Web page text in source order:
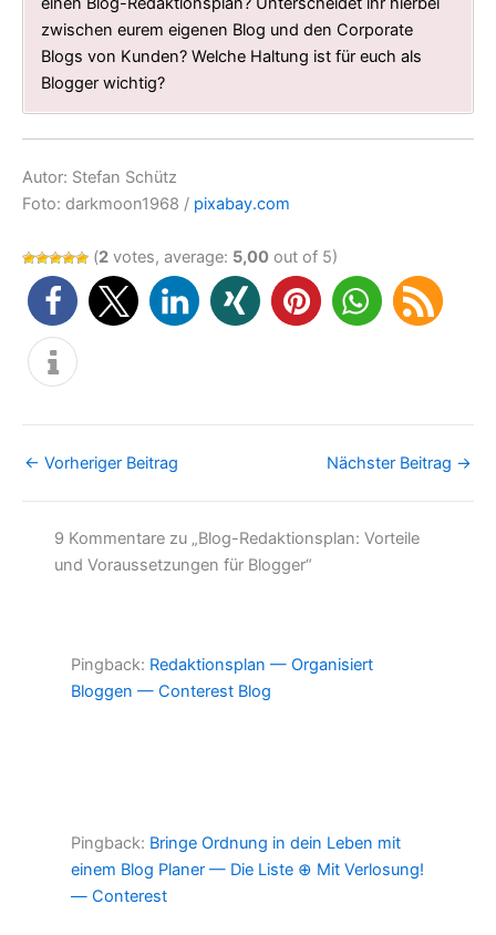
zwischen eurem eigenen Blog und den Corporate
Blogs von Kunden? Welche Haltung ist für euch als
Blogger wichtig?
Autor: Stefan Schütz
Foto: darkmoon1968 / pixabay.com
(2 votes, average: 5,00 out of 5)
← Vorheriger Beitrag Nächster Beitrag →
9 Kommentare zu „Blog-Redaktionsplan: Vorteile
und Voraussetzungen für Blogger“
Pingback: Redaktionsplan — Organisiert
Bloggen — Conterest Blog
Pingback: Bringe Ordnung in dein Leben mit
einem Blog Planer — Die Liste ⊕ Mit Verlosung!
— Conterest